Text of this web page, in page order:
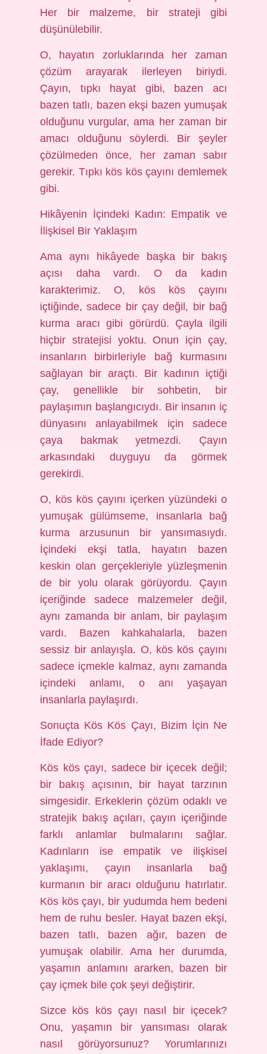
Her bir malzeme, bir strateji gibi
düşünülebilir.
O, hayatın zorluklarında her zaman
çözüm arayarak ilerleyen biriydi.
Çayın, tıpkı hayat gibi, bazen acı
bazen tatlı, bazen ekşi bazen yumuşak
olduğunu vurgular, ama her zaman bir
amacı olduğunu söylerdi. Bir şeyler
çözülmeden önce, her zaman sabır
gerekir. Tıpkı kös kös çayını demlemek
gibi.
Hikâyenin İçindeki Kadın: Empatik ve
İlişkisel Bir Yaklaşım
Ama aynı hikâyede başka bir bakış
açısı daha vardı. O da kadın
karakterimiz. O, kös kös çayını
içtiğinde, sadece bir çay değil, bir bağ
kurma aracı gibi görürdü. Çayla ilgili
hiçbir stratejisi yoktu. Onun için çay,
insanların birbirleriyle bağ kurmasını
sağlayan bir araçtı. Bir kadının içtiği
çay, genellikle bir sohbetin, bir
paylaşımın başlangıcıydı. Bir insanın iç
dünyasını anlayabilmek için sadece
çaya bakmak yetmezdi. Çayın
arkasındaki duyguyu da görmek
gerekirdi.
O, kös kös çayını içerken yüzündeki o
yumuşak gülümseme, insanlarla bağ
kurma arzusunun bir yansımasıydı.
İçindeki ekşi tatla, hayatın bazen
keskin olan gerçekleriyle yüzleşmenin
de bir yolu olarak görüyordu. Çayın
içeriğinde sadece malzemeler değil,
aynı zamanda bir anlam, bir paylaşım
vardı. Bazen kahkahalarla, bazen
sessiz bir anlayışla. O, kös kös çayını
sadece içmekle kalmaz, aynı zamanda
içindeki anlamı, o anı yaşayan
insanlarla paylaşırdı.
Sonuçta Kös Kös Çayı, Bizim İçin Ne
İfade Ediyor?
Kös kös çayı, sadece bir içecek değil;
bir bakış açısının, bir hayat tarzının
simgesidir. Erkeklerin çözüm odaklı ve
stratejik bakış açıları, çayın içeriğinde
farklı anlamlar bulmalarını sağlar.
Kadınların ise empatik ve ilişkisel
yaklaşımı, çayın insanlarla bağ
kurmanın bir aracı olduğunu hatırlatır.
Kös kös çayı, bir yudumda hem bedeni
hem de ruhu besler. Hayat bazen ekşi,
bazen tatlı, bazen ağır, bazen de
yumuşak olabilir. Ama her durumda,
yaşamın anlamını ararken, bazen bir
çay içmek bile çok şeyi değiştirir.
Sizce kös kös çayı nasıl bir içecek?
Onu, yaşamın bir yansıması olarak
nasıl görüyorsunuz? Yorumlarınızı